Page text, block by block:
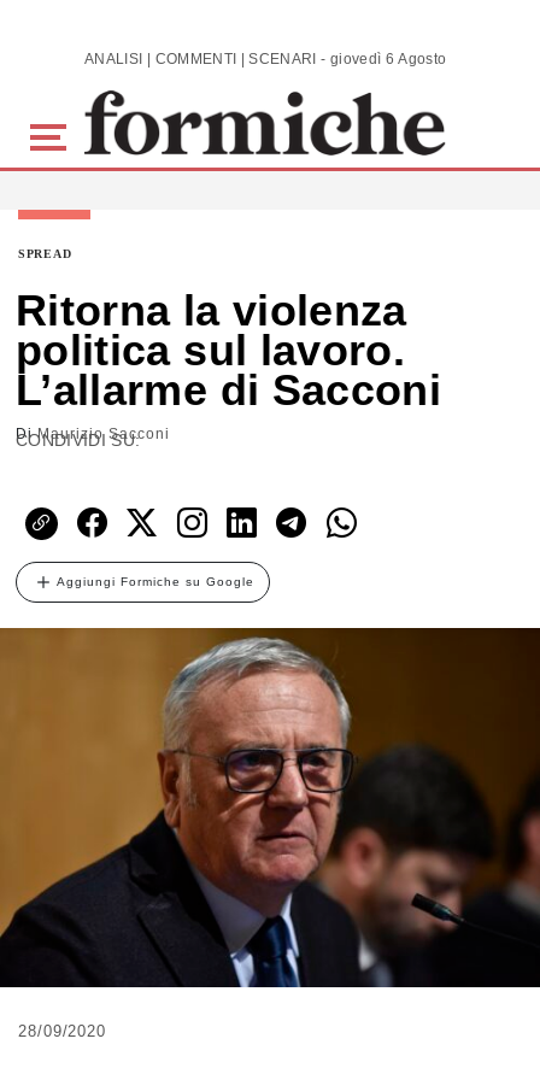
Skip to main content ANALISI | COMMENTI | SCENARI - giovedì 6 Agosto 2026
SPREAD
Ritorna la violenza
politica sul lavoro.
L’allarme di Sacconi
DiMaurizio Sacconi
CONDIVIDI SU:
Aggiungi Formiche su Google
28/09/2020